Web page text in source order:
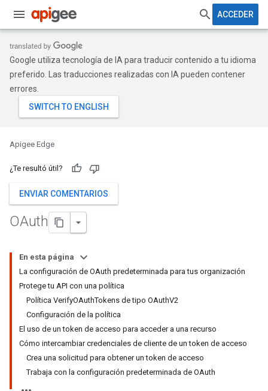
ACCEDER
Google utiliza tecnología de IA para traducir contenido a tu idioma
preferido. Las traducciones realizadas con IA pueden contener
errores.
Apigee Edge
¿Te resultó útil?
ENVIAR COMENTARIOS
OAuth
En esta página
La configuración de OAuth predeterminada para tus organización
Protege tu API con una política
Política VerifyOAuthTokens de tipo OAuthV2
Configuración de la política
El uso de un token de acceso para acceder a una recurso
Cómo intercambiar credenciales de cliente de un token de acceso
Crea una solicitud para obtener un token de acceso
Trabaja con la configuración predeterminada de OAuth